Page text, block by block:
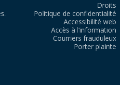
Droits
Politique de confidentialité
Accessibilité web
Accès à l’information
Courriers frauduleux
Porter plainte